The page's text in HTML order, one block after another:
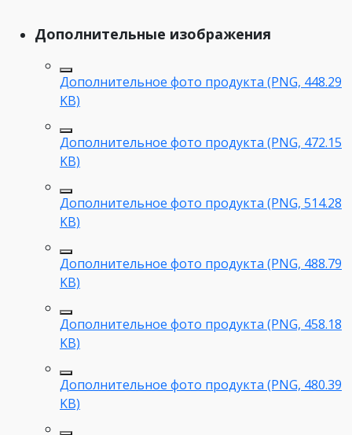
Дополнительные изображения
Дополнительное фото продукта (PNG, 448.29
KB)
Дополнительное фото продукта (PNG, 472.15
KB)
Дополнительное фото продукта (PNG, 514.28
KB)
Дополнительное фото продукта (PNG, 488.79
KB)
Дополнительное фото продукта (PNG, 458.18
KB)
Дополнительное фото продукта (PNG, 480.39
KB)